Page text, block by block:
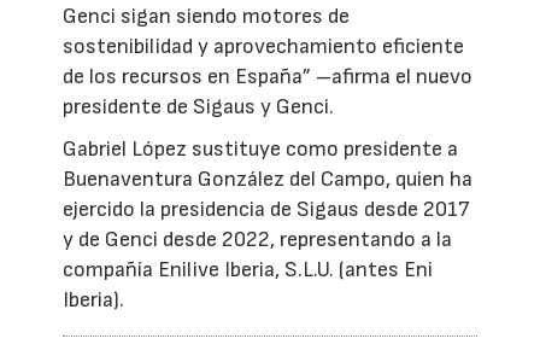
Genci sigan siendo motores de
sostenibilidad y aprovechamiento eficiente
de los recursos en España” –afirma el nuevo
presidente de Sigaus y Genci.
Gabriel López sustituye como presidente a
Buenaventura González del Campo, quien ha
ejercido la presidencia de Sigaus desde 2017
y de Genci desde 2022, representando a la
compañía Enilive Iberia, S.L.U. (antes Eni
Iberia).